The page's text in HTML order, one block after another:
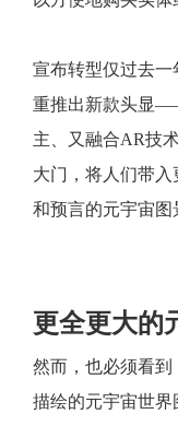
宣布转型仅过去一
重推出新款头显
主、又融合AR技
大门，将人们带
和预言的元宇宙图
更全更大的
然而，也必须看
描绘的元宇宙世